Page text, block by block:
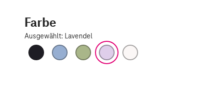
Farbe
Ausgewählt: Lavendel
Schwarz
NebelblauSalbei Lavendel